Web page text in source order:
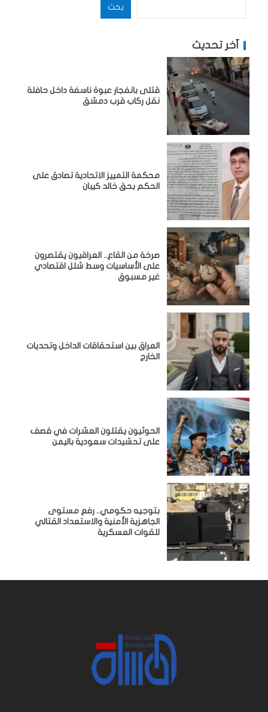
بحث
آخر تحديث
قتلى بانفجار عبوة ناسفة داخل حافلة
نقل ركاب قرب دمشق
محكمة التمييز الاتحادية تصادق على
الحكم بحق خالد كيبان
صرخة من القاع.. العراقيون يقتصرون
على الأساسيات وسط شلل اقتصادي
غير مسبوق
‏العراق بين استحقاقات الداخل وتحديات
الخارج
الحوثيون يقتلون العشرات في قصف
على تحشيدات سعودية باليمن
بتوجيه حكومي.. رفع مستوى
الجاهزية الأمنية والاستعداد القتالي
للقوات العسكرية